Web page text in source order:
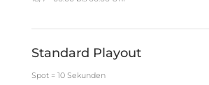
Standard Playout
Spot = 10 Sekunden